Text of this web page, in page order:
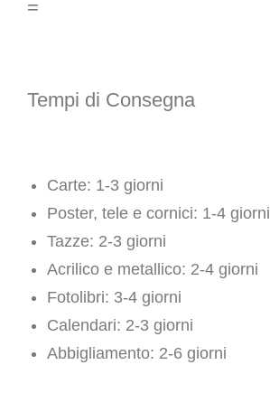
=
Tempi di Consegna
Carte: 1-3 giorni
Poster, tele e cornici: 1-4 giorni
Tazze: 2-3 giorni
Acrilico e metallico: 2-4 giorni
Fotolibri: 3-4 giorni
Calendari: 2-3 giorni
Abbigliamento: 2-6 giorni